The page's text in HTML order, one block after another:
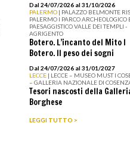
Dal 24/07/2026 al 31/10/2026
PALERMO | PALAZZO BELMONTE
PALERMO I PARCO ARCHEOLOGICO
PAESAGGISTICO VALLE DEI TEMPLI -
AGRIGENTO
Botero. L’incanto del Mito I
Botero. Il peso dei sogni
Dal 24/07/2026 al 31/01/2027
LECCE | LECCE – MUSEO MUST I
– GALLERIA NAZIONALE DI
Tesori nascosti della
Borghese
LEGGI TUTTO >